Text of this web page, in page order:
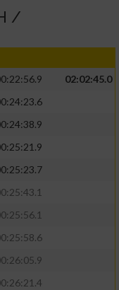
/
02:02:45.0